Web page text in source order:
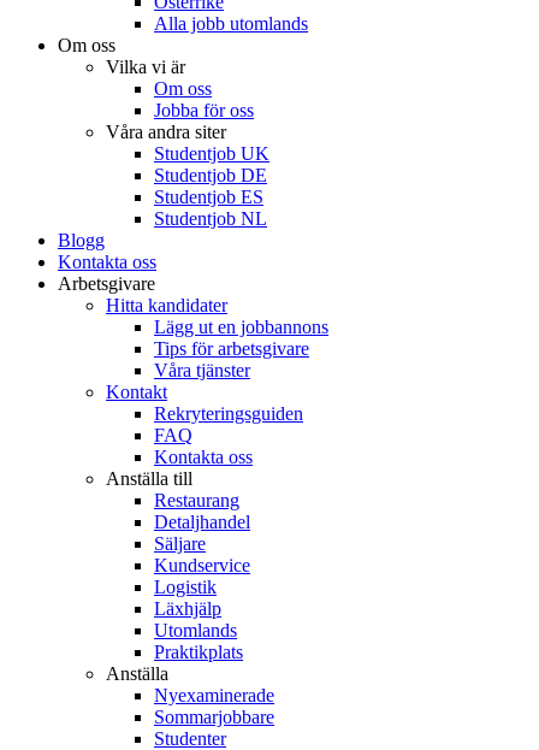
Alla jobb utomlands
Om oss
Vilka vi är
Om oss
Jobba för oss
Våra andra siter
Studentjob UK
Studentjob DE
Studentjob ES
Studentjob NL
Blogg
Kontakta oss
Arbetsgivare
Hitta kandidater
Lägg ut en jobbannons
Tips för arbetsgivare
Våra tjänster
Kontakt
Rekryteringsguiden
FAQ
Kontakta oss
Anställa till
Restaurang
Detaljhandel
Säljare
Kundservice
Logistik
Läxhjälp
Utomlands
Praktikplats
Anställa
Nyexaminerade
Sommarjobbare
Studenter